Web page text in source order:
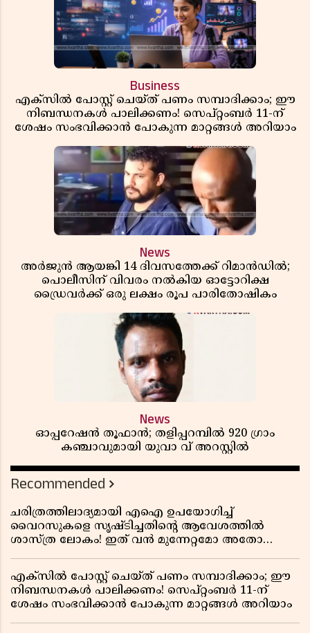
Business
എക്സിൽ പോസ്റ്റ് ചെയ്ത് പണം സമ്പാദിക്കാം; ഈ
നിബന്ധനകൾ പാലിക്കണം! സെപ്റ്റംബർ 11-ന്
ശേഷം സംഭവിക്കാൻ പോകുന്ന മാറ്റങ്ങൾ അറിയാം
News
അർജുൻ ആയങ്കി 14 ദിവസത്തേക്ക് റിമാൻഡിൽ;
പൊലീസിന് വിവരം നൽകിയ ഓട്ടോറിക്ഷ
ഡ്രൈവർക്ക് ഒരു ലക്ഷം രൂപ പാരിതോഷികം
News
ഓപ്പറേഷൻ തൂഫാൻ; തളിപ്പറമ്പിൽ 920 ഗ്രാം
കഞ്ചാവുമായി യുവാ വ് അറസ്റ്റിൽ
Recommended
ചരിത്രത്തിലാദ്യമായി എഐ ഉപയോഗിച്ച്
വൈറസുകളെ സൃഷ്ടിച്ചതിന്റെ ആവേശത്തിൽ
ശാസ്ത്ര ലോകം! ഇത് വൻ മുന്നേറ്റമോ അതോ
എക്സിൽ പോസ്റ്റ് ചെയ്ത് പണം സമ്പാദിക്കാം; ഈ
നിബന്ധനകൾ പാലിക്കണം! സെപ്റ്റംബർ 11-ന്
ശേഷം സംഭവിക്കാൻ പോകുന്ന മാറ്റങ്ങൾ അറിയാം